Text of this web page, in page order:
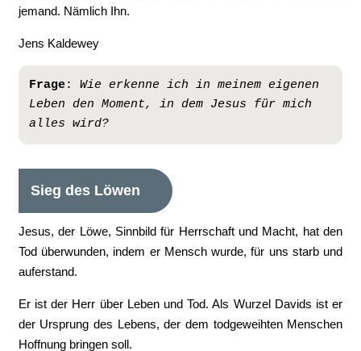
jemand. Nämlich Ihn.
Jens Kaldewey
Frage: Wie erkenne ich in meinem eigenen
Leben den Moment, in dem Jesus für mich
alles wird?
Sieg des Löwen
Jesus, der Löwe, Sinnbild für Herrschaft und Macht, hat den
Tod überwunden, indem er Mensch wurde, für uns starb und
auferstand.
Er ist der Herr über Leben und Tod. Als Wurzel Davids ist er
der Ursprung des Lebens, der dem todgeweihten Menschen
Hoffnung bringen soll.